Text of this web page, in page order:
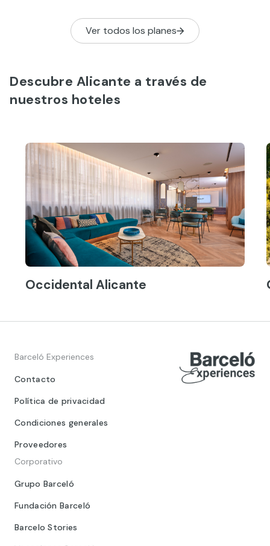
Ver todos los planes
Descubre Alicante a través de
nuestros hoteles
Occidental Alicante
Barceló Experiences
Contacto
Política de privacidad
Condiciones generales
Proveedores
Corporativo
Grupo Barceló
Fundación Barceló
Barcelo Stories